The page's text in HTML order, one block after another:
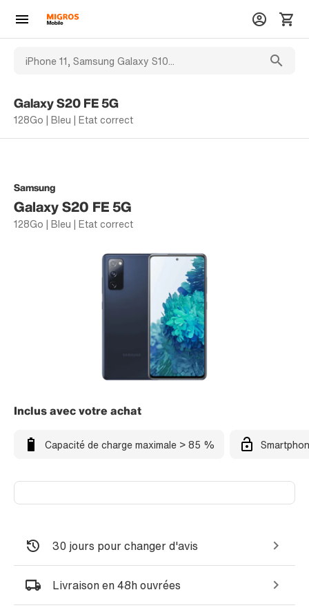
Galaxy S20 FE 5G
128Go | Bleu | Etat correct
Samsung
Galaxy S20 FE 5G
128Go | Bleu | Etat correct
Inclus avec votre achat
Capacité de charge maximale > 85 %
30 jours pour changer d'avis
Livraison en 48h ouvrées